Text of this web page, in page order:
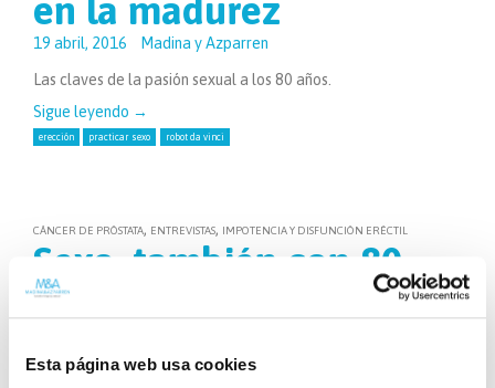
Esta página web usa cookies
en la madurez
19 abril, 2016 Madina y Azparren
Las claves de la pasión sexual a los 80 años.
Sigue leyendo →
erección practicar sexo robot da vinci
CÁNCER DE PRÓSTATA, ENTREVISTAS, IMPOTENCIA Y DISFUNCIÓN ERÉCTIL
Sexo, también con 80
años
Reproducimos aquí laentrevista original del Diario Vasco